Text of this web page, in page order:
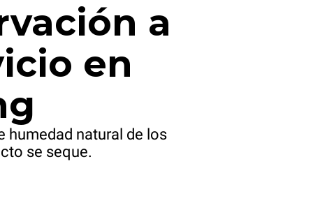
a
en
humedad natural de los
se seque.